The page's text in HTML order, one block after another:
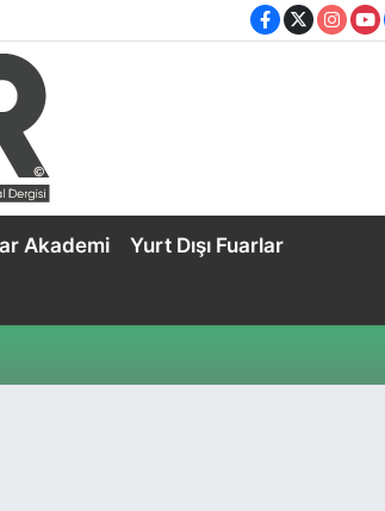
Akademi Yurt Dışı Fuarlar